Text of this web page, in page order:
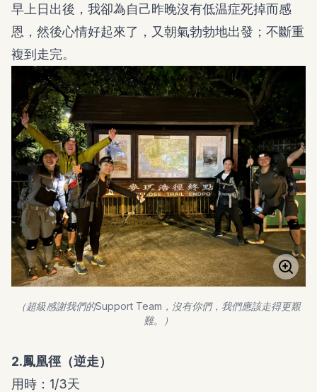
早上日出後，我卻為自己昨晚沒有低温症死掉而感
恩，然後心情好起來了，又朝氣勃勃地出發；不斷重
複到走完。
（超級感謝我們的Support Team，沒有你們，我們應該走得更艱
難。）
2.鳳凰徑（逆走）
用時：1/3天